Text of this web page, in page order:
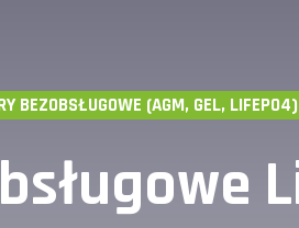
BEZOBSŁUGOWE (AGM, GEL, LIFEPO4)